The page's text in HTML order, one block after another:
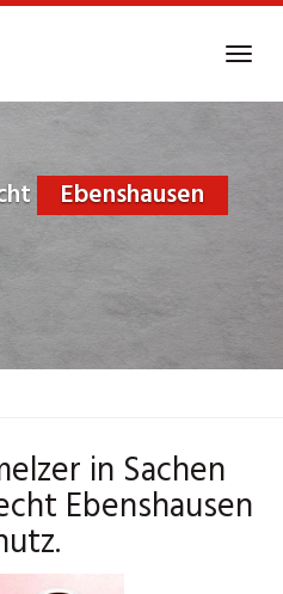
Ebenshausen
in Sachen
Ebenshausen